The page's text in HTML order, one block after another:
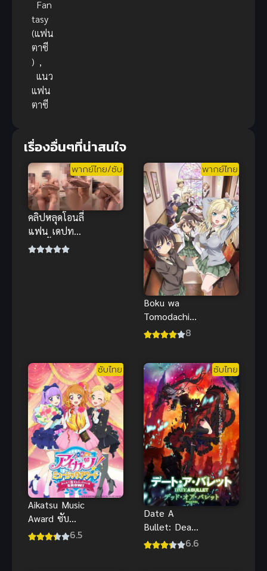
Fan
tasy
(แฟน
ตาซี
) ,
แนว
แฟน
ตาซี
เรื่องอื่นๆที่น่าสนใจ
พากย์ไทย/ซับ
คลิปหลุดโอนลี่
แฟน เดปทอรี่
อาบน้ำด้วยกัน
พากย์ไทย
Boku wa
Tomodachi
ga Sukunai
เพื่อน ภาค 2
8
ซับไทย
Aikatsu Music
Award ซับ
ไทย
6.5
ซับไทย
Date A
Bullet: Dead
or Bullet ซับ
6.6